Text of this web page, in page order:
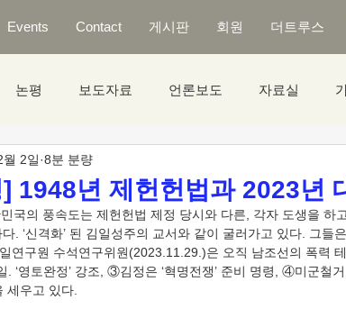
Events Contact 게시판 회원 더트루스
논평 보도자료 언론보도 자료실
1948년 제헌헌법과 2023년
2일 8분 분량
. ‘신격화’ 된 김일성주의 교서와 같이 굴러가고 있다. 그들
연구원 수석연구위원(2023.11.29.)은 오직 남조선의 폭력
. ‘영토완정’ 강조, ③김정은 ‘혁명전쟁’ 준비 명령, ④미군철